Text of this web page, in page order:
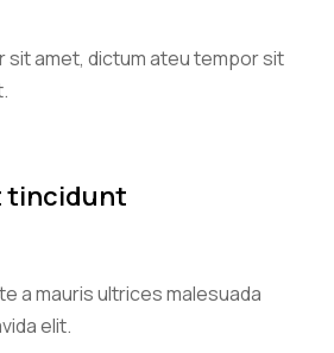
sit amet, dictum ateu tempor sit
tincidunt
a mauris ultrices malesuada
elit.